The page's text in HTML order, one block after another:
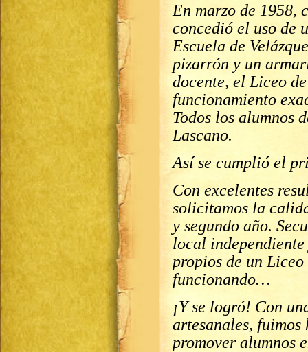
En marzo de 1958,
concedió el uso de
Escuela de
pizarrón y un
docente, el Liceo
funcionamiento
Todos los alumnos
Lascano.
Así se cumplió el
Con excelentes
solicitamos la
y segundo año.
local
propios de un
funcionando…
¡Y se logró! Con
artesanales,
promover alumnos